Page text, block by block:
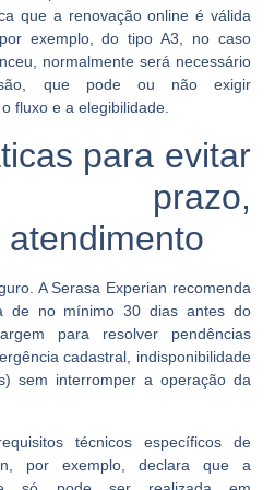
que a renovação online é válida
exemplo, do tipo A3, no caso
normalmente será necessário
que pode ou não exigir
fluxo e a elegibilidade.
para evitar
prazo,
A Serasa Experian recomenda
de no mínimo 30 dias antes do
para resolver pendências
cadastral, indisponibilidade
sem interromper a operação da
técnicos específicos de
por exemplo, declara que a